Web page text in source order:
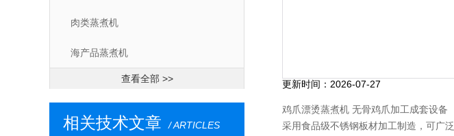
肉类蒸煮机
海产品蒸煮机
查看全部 >>
相关技术文章 / ARTICLES
更新时间： 2026-07-27
鸡爪漂烫蒸煮机 无骨鸡爪加工成套设备
采用食品级不锈钢板材加工制造，可广泛